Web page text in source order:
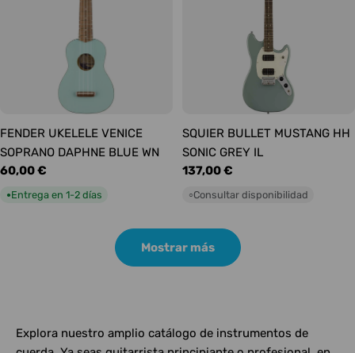
FENDER UKELELE VENICE
SOPRANO DAPHNE BLUE WN
Precio
habitual
60,00 €
●Entrega en 1-2 días
SQUIER BULLET MUSTANG HH
SONIC GREY IL
Precio
habitual
137,00 €
○Consultar disponibilidad
Mostrar más
Explora nuestro amplio catálogo de instrumentos de